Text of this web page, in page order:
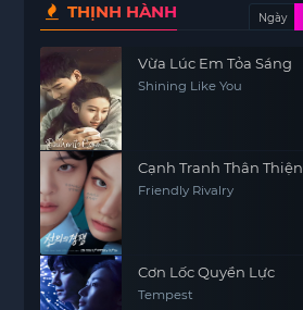
THỊNH HÀNH Ngày
Vừa Lúc Em Tỏa Sáng
Shining Like You
Cạnh Tranh Thân Thiện
Friendly Rivalry
Cơn Lốc Quyền Lực
Tempest